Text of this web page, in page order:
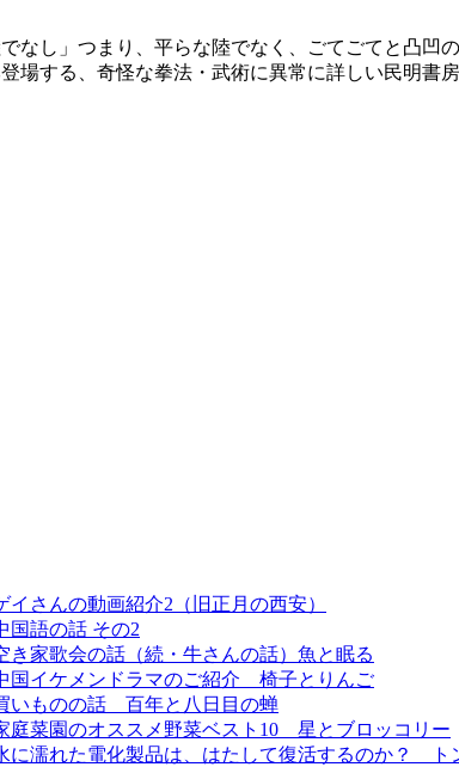
なし」つまり、平らな陸でなく、ごてごてと凸
場する、奇怪な拳法・武術に異常に詳しい民明書
さんの動画紹介2（旧正月の西安）
国語の話 その2
家歌会の話（続・牛さんの話）魚と眠る
国イケメンドラマのご紹介 椅子とりんご
いものの話 百年と八日目の蝉
庭菜園のオススメ野菜ベスト10 星とブロッコリー
に濡れた電化製品は、はたして復活するのか？ ト